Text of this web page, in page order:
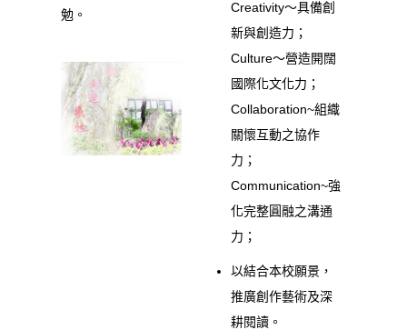
勉。
Creativity～具備創
新與創造力；
Culture～營造開闊
國際化文化力；
Collaboration~組織
關懷互動之協作
力；
Communication~強
化完整圓融之溝通
力；
以結合本校願景，
推廣創作藝術及深
耕閱讀。